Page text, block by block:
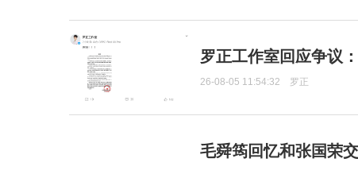
罗正工作室回应争议
26-08-05 11:54:32 罗正
毛舜筠回忆和张国荣